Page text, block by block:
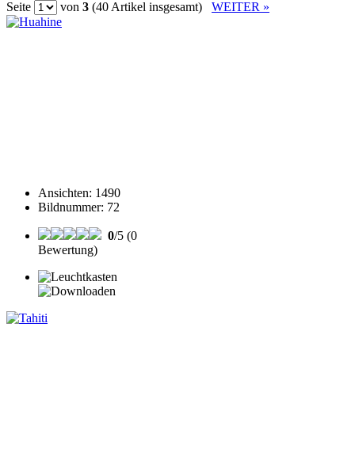
Seite von 3 (40 Artikel insgesamt) WEITER »
Ansichten: 1490
Bildnummer: 72
0/5 (0
Bewertung)